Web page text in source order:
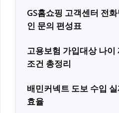
GS홈쇼핑 고객센터 전
인 문의 편성표
고용보험 가입대상 나이
조건 총정리
배민커넥트 도보 수입
효율